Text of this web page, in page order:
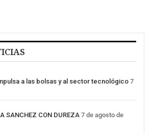
a las bolsas y al sector tecnológico 7
SANCHEZ CON DUREZA 7 de agosto de